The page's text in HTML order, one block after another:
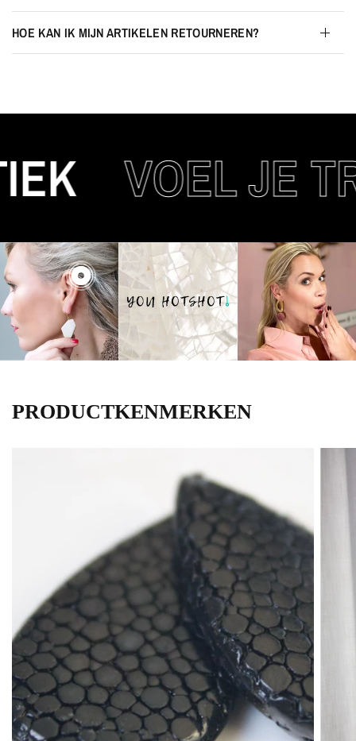
HOE KAN IK MIJN ARTIKELEN RETOURNEREN?
VOEL JE
PRODUCTKENMERKEN